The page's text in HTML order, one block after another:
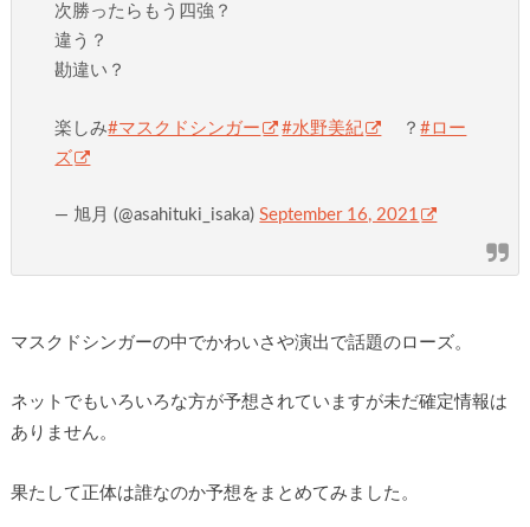
次勝ったらもう四強？
違う？
勘違い？
楽しみ#マスクドシンガー #水野美紀 ？#ロー
ズ
— 旭月 (@asahituki_isaka)September 16, 2021
マスクドシンガーの中でかわいさや演出で話題のローズ。
ネットでもいろいろな方が予想されていますが未だ確定情報は
ありません。
果たして正体は誰なのか予想をまとめてみました。